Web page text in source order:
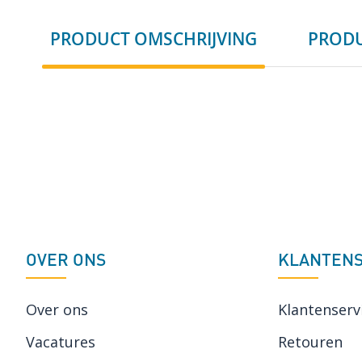
het
PRODUCT OMSCHRIJVING
OVER ONS
Over ons
Vacatures
Retouren